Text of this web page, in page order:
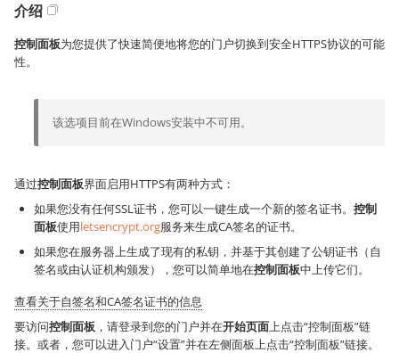
介绍
控制面板为您提供了快速简便地将您的门户切换到安全HTTPS协议的可能
性。
该选项目前在Windows安装中不可用。
通过控制面板界面启用HTTPS有两种方式：
如果您没有任何SSL证书，您可以一键生成一个新的签名证书。 控制
面板使用letsencrypt.org服务来生成CA签名的证书。
如果您在服务器上生成了现有的私钥，并基于其创建了公钥证书（自
签名或由认证机构颁发），您可以简单地在控制面板中上传它们。
查看关于自签名和CA签名证书的信息
要访问控制面板 ，请登录到您的门户并在开始页面上点击“控制面板”链
接。或者，您可以进入门户“设置”并在左侧面板上点击“控制面板”链接。